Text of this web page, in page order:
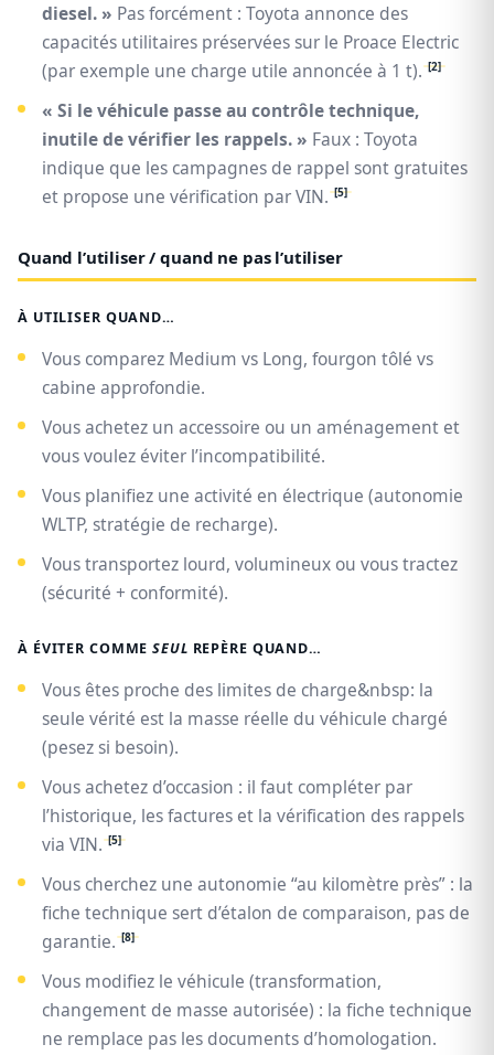
diesel. » Pas forcément : Toyota annonce des
capacités utilitaires préservées sur le Proace Electric
(par exemple une charge utile annoncée à 1 t). [2]
« Si le véhicule passe au contrôle technique,
inutile de vérifier les rappels. » Faux : Toyota
indique que les campagnes de rappel sont gratuites
et propose une vérification par VIN. [5]
Quand l’utiliser / quand ne pas l’utiliser
À UTILISER QUAND…
Vous comparez Medium vs Long, fourgon tôlé vs
cabine approfondie.
Vous achetez un accessoire ou un aménagement et
vous voulez éviter l’incompatibilité.
Vous planifiez une activité en électrique (autonomie
WLTP, stratégie de recharge).
Vous transportez lourd, volumineux ou vous tractez
(sécurité + conformité).
À ÉVITER COMMESEUL REPÈRE QUAND…
Vous êtes proche des limites de charge&nbsp: la
seule vérité est la masse réelle du véhicule chargé
(pesez si besoin).
Vous achetez d’occasion : il faut compléter par
l’historique, les factures et la vérification des rappels
via VIN. [5]
Vous cherchez une autonomie “au kilomètre près” : la
fiche technique sert d’étalon de comparaison, pas de
garantie. [8]
Vous modifiez le véhicule (transformation,
changement de masse autorisée) : la fiche technique
ne remplace pas les documents d’homologation.